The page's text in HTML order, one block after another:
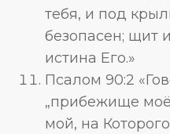
тебя, и под
безопасен; щит
истина Его.»
Псалом 90:2
„прибежище
мой, на